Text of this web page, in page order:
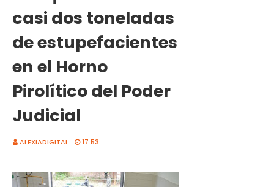
casi dos toneladas
de estupefacientes
en el Horno
Pirolítico del Poder
Judicial
ALEXIADIGITAL 17:53